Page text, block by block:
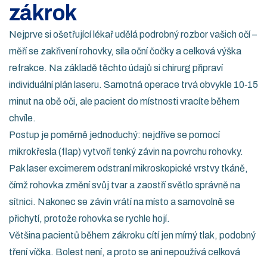
zákrok
Nejprve si ošetřující lékař udělá podrobný rozbor vašich očí –
měří se zakřivení rohovky, síla oční čočky a celková výška
refrakce. Na základě těchto údajů si chirurg připraví
individuální plán laseru. Samotná operace trvá obvykle 10‑15
minut na obě oči, ale pacient do místnosti vracíte během
chvíle.
Postup je poměrně jednoduchý: nejdříve se pomocí
mikrokřesla (flap) vytvoří tenký závin na povrchu rohovky.
Pak laser excimerem odstraní mikroskopické vrstvy tkáně,
čímž rohovka změní svůj tvar a zaostří světlo správně na
sítnici. Nakonec se závin vrátí na místo a samovolně se
přichytí, protože rohovka se rychle hojí.
Většina pacientů během zákroku cítí jen mírný tlak, podobný
tření víčka. Bolest není, a proto se ani nepoužívá celková